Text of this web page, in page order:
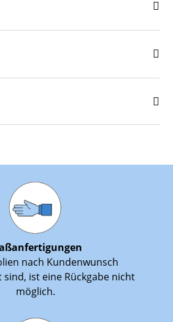
nach Kundenwunsch
ist eine Rückgabe nicht
möglich.